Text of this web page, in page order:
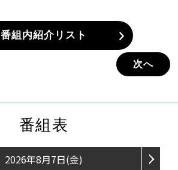
番組内紹介リスト
次へ
番組表